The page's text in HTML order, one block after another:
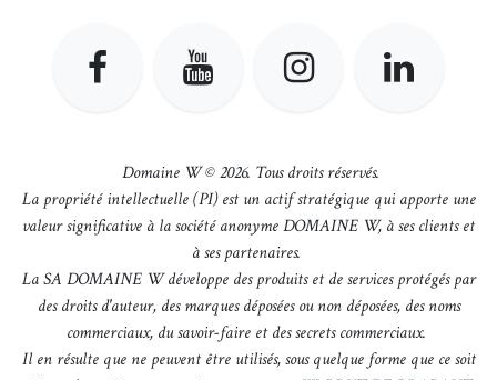
Domaine W © 2026. Tous droits réservés.
La propriété intellectuelle (PI) est un actif stratégique qui apporte une
valeur significative à la société anonyme DOMAINE W, à ses clients et
à ses partenaires.
La SA DOMAINE W développe des produits et de services protégés par
des droits d'auteur, des marques déposées ou non déposées, des noms
commerciaux, du savoir-faire et des secrets commerciaux.
Il en résulte que ne peuvent être utilisés, sous quelque forme que ce soit